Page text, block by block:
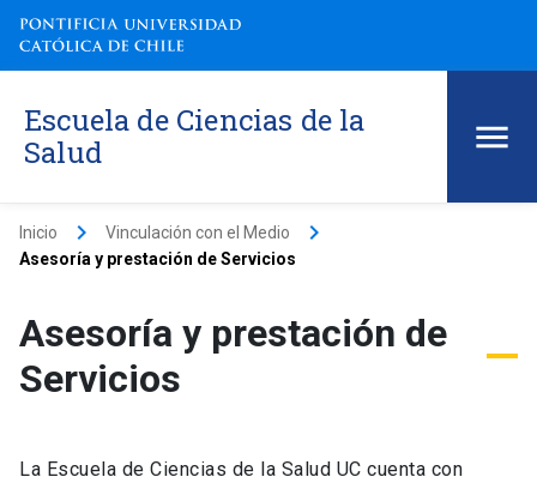
Escuela de Ciencias de la
Salud
Inicio keyboard_arrow_right Vinculación con el Medio keyboard_arrow_right
Asesoría y prestación de Servicios
Asesoría y prestación de
Servicios
La Escuela de Ciencias de la Salud UC cuenta con